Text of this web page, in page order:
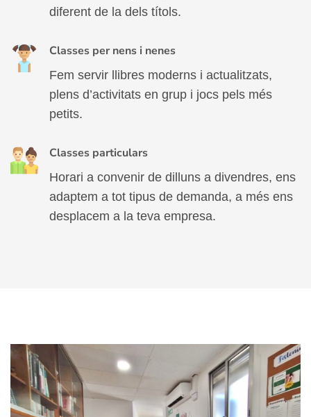
diferent de la dels títols.
Classes per nens i nenes
Fem servir llibres moderns i actualitzats,
plens d’activitats en grup i jocs pels més
petits.
Classes particulars
Horari a convenir de dilluns a divendres, ens
adaptem a tot tipus de demanda, a més ens
desplacem a la teva empresa.